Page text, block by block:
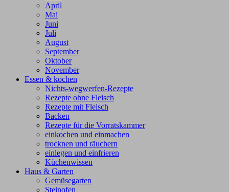
April
Mai
Juni
Juli
August
September
Oktober
November
Essen & kochen
Nichts-wegwerfen-Rezepte
Rezepte ohne Fleisch
Rezepte mit Fleisch
Backen
Rezepte für die Vorratskammer
einkochen und einmachen
trocknen und räuchern
einlegen und einfrieren
Küchenwissen
Haus & Garten
Gemüsegarten
Steinofen